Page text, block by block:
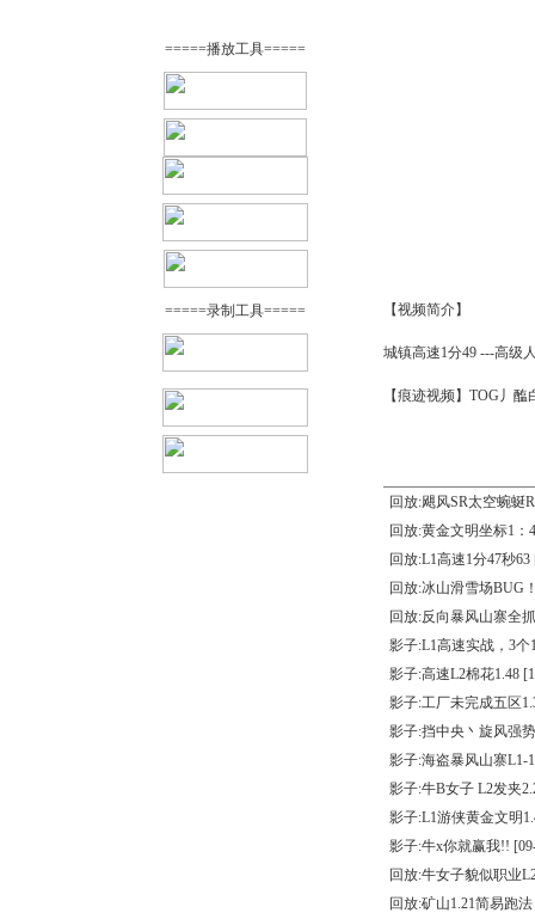
=====播放工具=====
=====录制工具===== 【视频简介】
城镇高速1分49 ---高级
【痕迹视频】TOG丿醢
回放:飓风SR太空蜿蜒
回放:黄金文明坐标1：
回放:L1高速1分47秒63
回放:冰山滑雪场BUG
回放:反向暴风山寨全
影子:L1高速实战，3个
影子:高速L2棉花1.48
影子:工厂未完成五区
影子:挡中央丶旋风强
影子:海盗暴风山寨L1-
影子:牛B女子 L2发夹
影子:L1游侠黄金文明
影子:牛x你就赢我!!
回放:牛女子貌似职业
回放:矿山1.21简易跑法